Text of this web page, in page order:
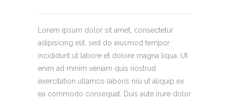
Lorem ipsum dolor sit amet, consectetur
adipisicing elit, sed do eiusmod tempor
incididunt ut labore et dolore magna liqua. Ut
enim ad minim veniam quis nostrud
exercitation ullamco laboris nisi ut aliquip ex
ea commodo consequat. Duis aute irure dolor